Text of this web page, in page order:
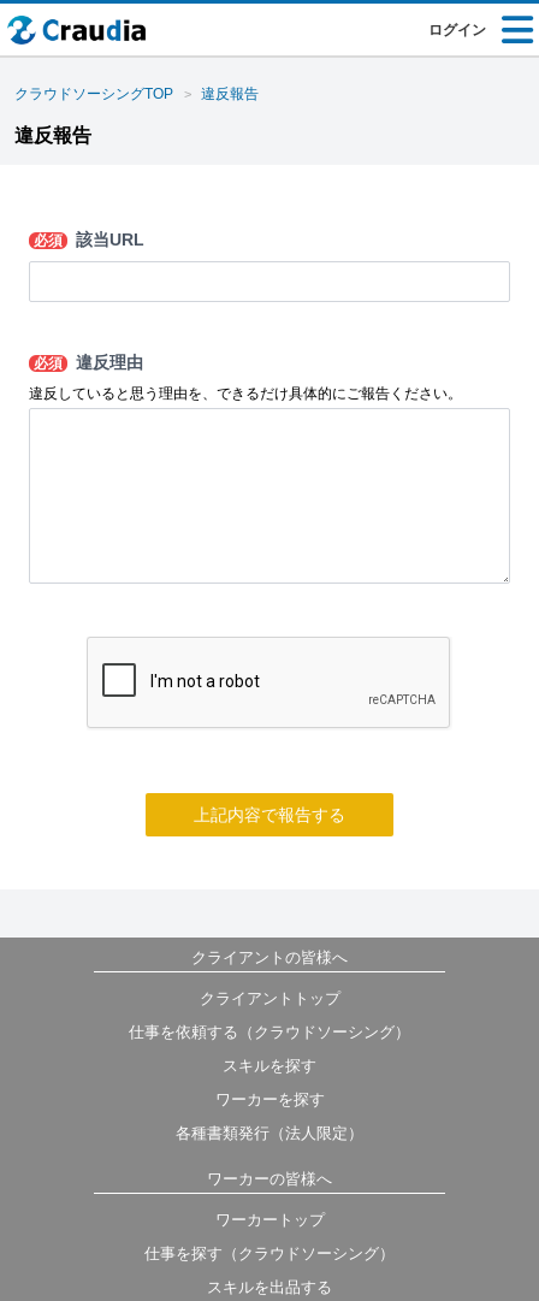
ログイン
クラウドソーシングTOP 違反報告
違反報告
必須 該当URL
必須 違反理由
違反していると思う理由を、できるだけ具体的にご報告ください。
上記内容で報告する
クライアントの皆様へ
クライアントトップ
仕事を依頼する（クラウドソーシング）
スキルを探す
ワーカーを探す
各種書類発行（法人限定）
ワーカーの皆様へ
ワーカートップ
仕事を探す（クラウドソーシング）
スキルを出品する